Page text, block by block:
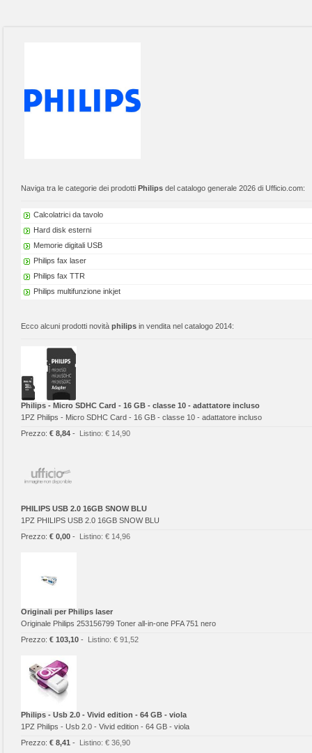
Naviga tra le categorie dei prodotti Philips del catalogo generale 2026 di Ufficio.com:
Calcolatrici da tavolo
Hard disk esterni
Memorie digitali USB
Philips fax laser
Philips fax TTR
Philips multifunzione inkjet
Ecco alcuni prodotti novità philips in vendita nel catalogo 2014:
Philips - Micro SDHC Card - 16 GB - classe 10 - adattatore incluso
1PZ Philips - Micro SDHC Card - 16 GB - classe 10 - adattatore incluso
Prezzo: € 8,84 - Listino: € 14,90
PHILIPS USB 2.0 16GB SNOW BLU
1PZ PHILIPS USB 2.0 16GB SNOW BLU
Prezzo: € 0,00 - Listino: € 14,96
Originali per Philips laser
Originale Philips 253156799 Toner all-in-one PFA 751 nero
Prezzo: € 103,10 - Listino: € 91,52
Philips - Usb 2.0 - Vivid edition - 64 GB - viola
1PZ Philips - Usb 2.0 - Vivid edition - 64 GB - viola
Prezzo: € 8,41 - Listino: € 36,90